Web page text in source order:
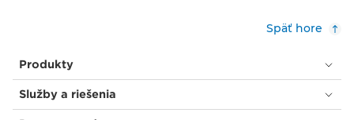
Späť hore
Produkty
Služby a riešenia